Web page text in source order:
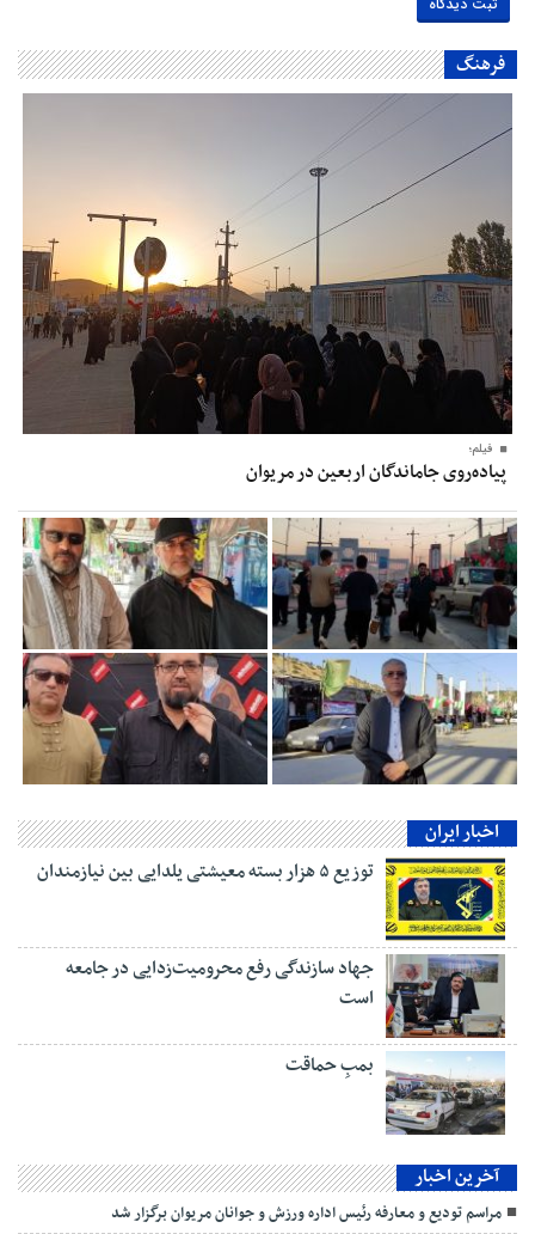
فرهنگ
فیلم؛
پیاده‌روی جاماندگان اربعین در مریوان
اخبار ایران
توزیع ۵ هزار بسته معیشتی یلدایی بین نیازمندان
جهاد سازندگی رفع محرومیت‌زدایی در جامعه
است
بمبِ حماقت
آخرین اخبار
مراسم تودیع و معارفه رئیس اداره ورزش و جوانان مریوان برگزار شد